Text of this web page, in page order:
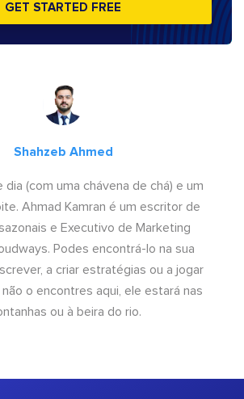
GET STARTED FREE
Shahzeb Ahmed
dia (com uma chávena de chá) e um
Ahmad Kamran é um escritor de
e Executivo de Marketing
Podes encontrá-lo na sua
a criar estratégias ou a jogar
o encontres aqui, ele estará nas
ou à beira do rio.